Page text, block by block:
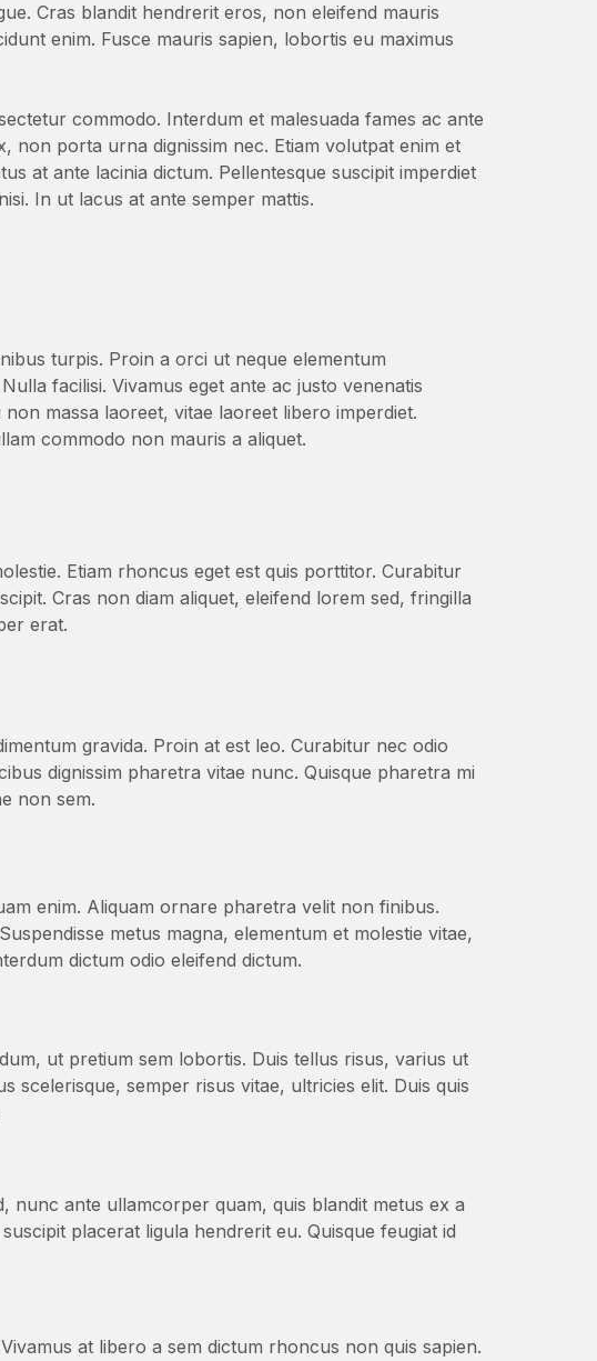
Cras blandit hendrerit eros, non eleifend mauris
enim. Fusce mauris sapien, lobortis eu maximus
commodo. Interdum et malesuada fames ac ante
non porta urna dignissim nec. Etiam volutpat enim et
at ante lacinia dictum. Pellentesque suscipit imperdiet
In ut lacus at ante semper mattis.
turpis. Proin a orci ut neque elementum
facilisi. Vivamus eget ante ac justo venenatis
massa laoreet, vitae laoreet libero imperdiet.
commodo non mauris a aliquet.
Etiam rhoncus eget est quis porttitor. Curabitur
Cras non diam aliquet, eleifend lorem sed, fringilla
erat.
gravida. Proin at est leo. Curabitur nec odio
dignissim pharetra vitae nunc. Quisque pharetra mi
non sem.
enim. Aliquam ornare pharetra velit non finibus.
metus magna, elementum et molestie vitae,
dictum odio eleifend dictum.
ut pretium sem lobortis. Duis tellus risus, varius ut
scelerisque, semper risus vitae, ultricies elit. Duis quis
nunc ante ullamcorper quam, quis blandit metus ex a
placerat ligula hendrerit eu. Quisque feugiat id
at libero a sem dictum rhoncus non quis sapien.